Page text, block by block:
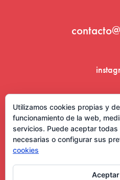
Utilizamos cookies propias y
funcionamiento de la web,
servicios. Puede aceptar
necesarias o configurar sus
cookies